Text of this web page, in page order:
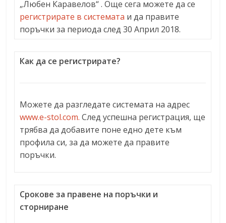
„Любен Каравелов“ . Още сега можете да се
регистрирате в системата и да правите
поръчки за периода след 30 Април 2018.
Как да се регистрирате?
Можете да разгледате системата на адрес
www.e-stol.com.След успешна регистрация, ще
трябва да добавите поне едно дете към
профила си, за да можете да правите
поръчки.
Срокове за правене на поръчки и
сторниране